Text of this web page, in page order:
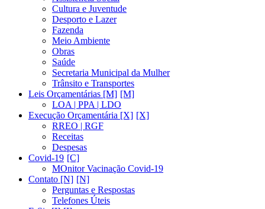
Cultura e Juventude
Desporto e Lazer
Fazenda
Meio Ambiente
Obras
Saúde
Secretaria Municipal da Mulher
Trânsito e Transportes
Leis Orçamentárias [M]
LOA | PPA | LDO
Execução Orçamentária [X]
RREO | RGF
Receitas
Despesas
Covid-19
MOnitor Vacinação Covid-19
Contato [N]
Perguntas e Respostas
Telefones Úteis